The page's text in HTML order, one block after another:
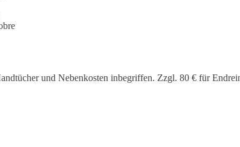
und Nebenkosten inbegriffen. Zzgl. 80 € für